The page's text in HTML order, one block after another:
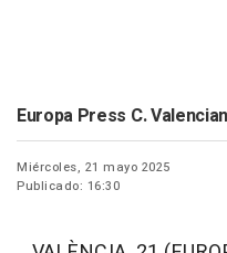
Europa Press C.
Miércoles, 21 mayo 2025
Publicado: 16:30